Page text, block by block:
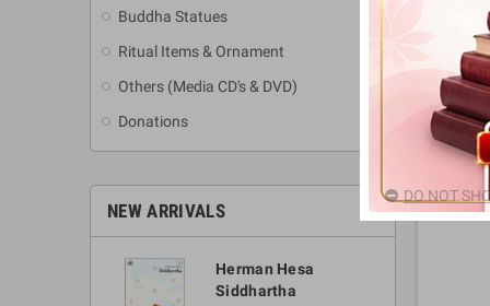
Buddha Statues
Ritual Items & Ornament
Others (Media CD's & DVD)
Donations
NEW ARRIVALS
Herman Hesa
Siddhartha
DO NOT